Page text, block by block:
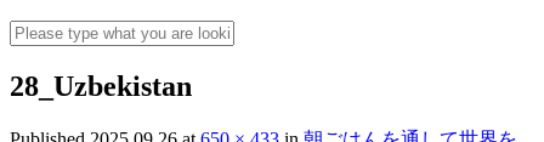
28_Uzbekistan